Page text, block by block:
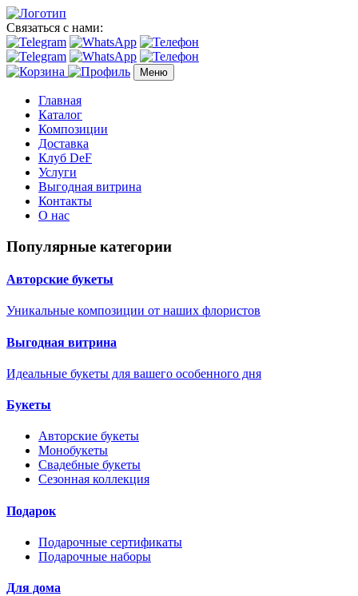
Связаться с нами:
Меню
Главная
Каталог
Композиции
Доставка
Клуб DeF
Услуги
Выгодная витрина
Контакты
О нас
Популярные категории
Авторские букеты
Уникальные композиции от наших флористов
Выгодная витрина
Идеальные букеты для вашего особенного дня
Букеты
Авторские букеты
Монобукеты
Свадебные букеты
Сезонная коллекция
Подарок
Подарочные сертификаты
Подарочные наборы
Для дома